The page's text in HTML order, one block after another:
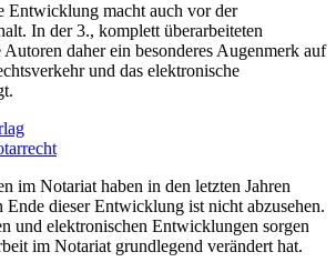
Entwicklung macht auch vor der
In der 3., komplett überarbeiteten
daher ein besonderes Augenmerk auf
und das elektronische
im Notariat haben in den letzten Jahren
Ende dieser Entwicklung ist nicht abzusehen.
und elektronischen Entwicklungen sorgen
im Notariat grundlegend verändert hat.